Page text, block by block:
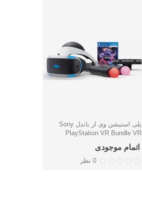
نمایش سریع
پلی استیشن وی ار باندل Sony
PlayStation VR Bundle VR
Worlds کارکرده (دست دوم)
اتمام موجودی
0 نظر